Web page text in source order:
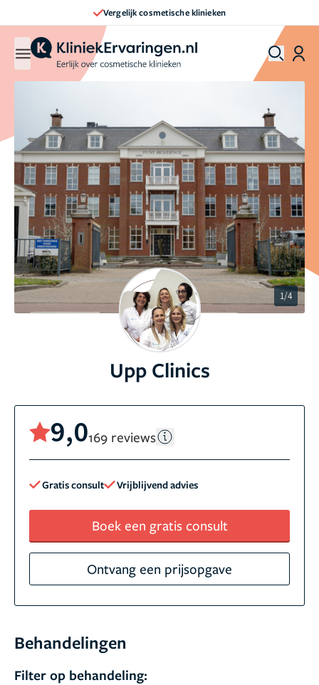
Vergelijk cosmetische klinieken
1/4
Upp Clinics
9,0169 reviews
Gratis consult Vrijblijvend advies
Boek een gratis consult
Ontvang een prijsopgave
Behandelingen
Filter op behandeling: